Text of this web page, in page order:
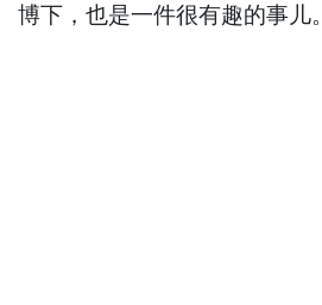
博下，也是一件很有趣的事儿。